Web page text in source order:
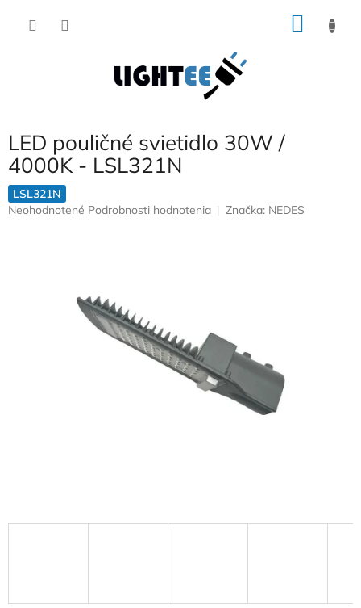
LED pouličné svietidlo 30W /
4000K - LSL321N
LSL321N
Priemerné
Neohodnotené Podrobnosti hodnotenia Značka: NEDES